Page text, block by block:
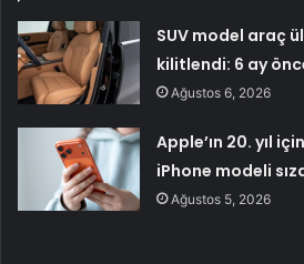
SUV model araç
kilitlendi: 6 ay
Ağustos 6, 2026
Apple’ın 20. yıl
iPhone modeli
Ağustos 5, 2026